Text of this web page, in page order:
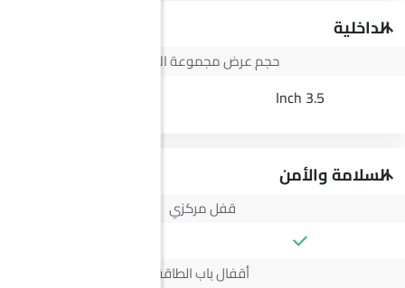
الداخلية
حجم عرض مجموعة الأجهزة
3.5 Inch
السلامة والأمن
قفل مركزي
أقفال باب الطاقة